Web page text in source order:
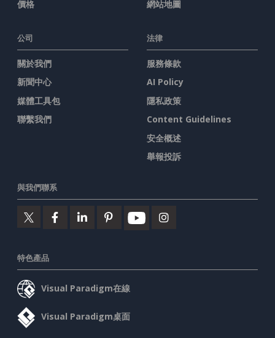
價格
網站地圖
公司
關於我們
新聞中心
媒體工具包
聯繫我們
法律
服務條款
AI Policy
隱私政策
Content Guidelines
安全概述
舉報投訴
與我們聯系
特色產品
Visual Paradigm在線
Visual Paradigm桌面